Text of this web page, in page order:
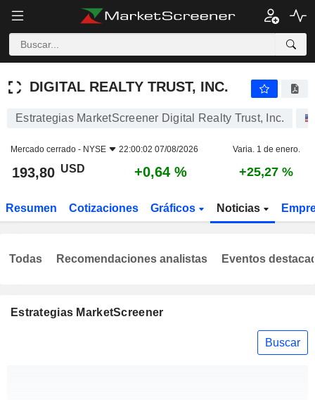
DIGITAL REALTY TRUST, INC.
Estrategias MarketScreener Digital Realty Trust, Inc.
Mercado cerrado - NYSE 22:00:02 07/08/2026 Varia. 1 de enero.
193,80 USD +0,64 % +25,27 %
Resumen Cotizaciones Gráficos Noticias
Estrategias MarketScreener
Buscar
Todas Recomendaciones analistas Eventos